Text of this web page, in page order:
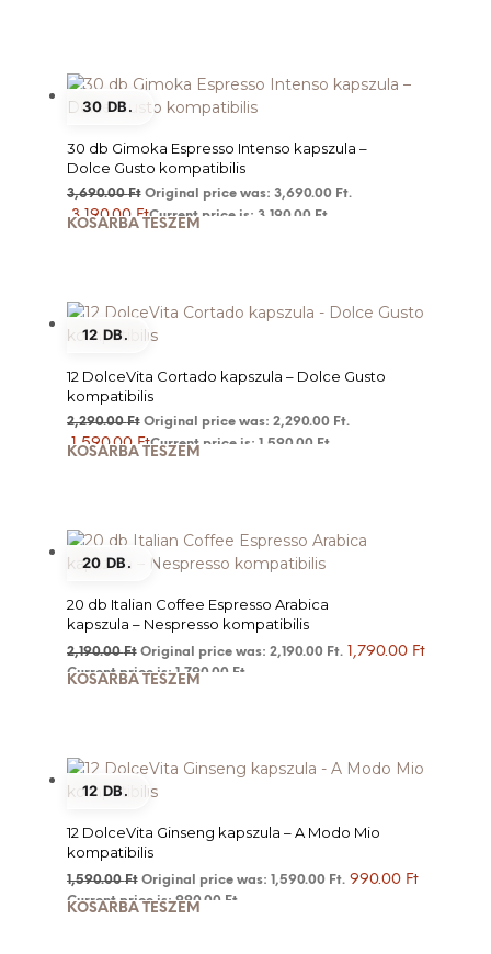
30 DB.
30 db Gimoka Espresso Intenso kapszula –
Dolce Gusto kompatibilis
3,690.00Ft Original price was: 3,690.00 Ft.
3,190.00FtCurrent price is: 3,190.00 Ft.
KOSÁRBA TESZEM
12 DB.
12 DolceVita Cortado kapszula – Dolce Gusto
kompatibilis
2,290.00Ft Original price was: 2,290.00 Ft.
1,590.00FtCurrent price is: 1,590.00 Ft.
KOSÁRBA TESZEM
20 DB.
20 db Italian Coffee Espresso Arabica
kapszula – Nespresso kompatibilis
2,190.00Ft Original price was: 2,190.00 Ft. 1,790.00 Ft
Current price is: 1,790.00 Ft.
KOSÁRBA TESZEM
12 DB.
12 DolceVita Ginseng kapszula – A Modo Mio
kompatibilis
1,590.00Ft Original price was: 1,590.00 Ft. 990.00 Ft
Current price is: 990.00 Ft.
KOSÁRBA TESZEM